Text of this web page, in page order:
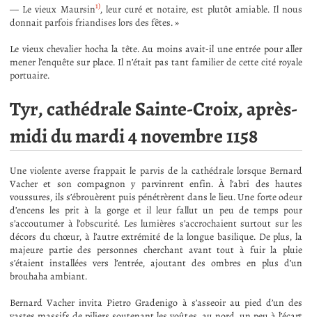
— Le vieux Maursin1), leur curé et notaire, est plutôt amiable. Il nous
donnait parfois friandises lors des fêtes. »
Le vieux chevalier hocha la tête. Au moins avait-il une entrée pour aller
mener l’enquête sur place. Il n’était pas tant familier de cette cité royale
portuaire.
Tyr, cathédrale Sainte-Croix, après-
midi du mardi 4 novembre 1158
Une violente averse frappait le parvis de la cathédrale lorsque Bernard
Vacher et son compagnon y parvinrent enfin. À l’abri des hautes
voussures, ils s’ébrouèrent puis pénétrèrent dans le lieu. Une forte odeur
d’encens les prit à la gorge et il leur fallut un peu de temps pour
s’accoutumer à l’obscurité. Les lumières s’accrochaient surtout sur les
décors du chœur, à l’autre extrémité de la longue basilique. De plus, la
majeure partie des personnes cherchant avant tout à fuir la pluie
s’étaient installées vers l’entrée, ajoutant des ombres en plus d’un
brouhaha ambiant.
Bernard Vacher invita Pietro Gradenigo à s’asseoir au pied d’un des